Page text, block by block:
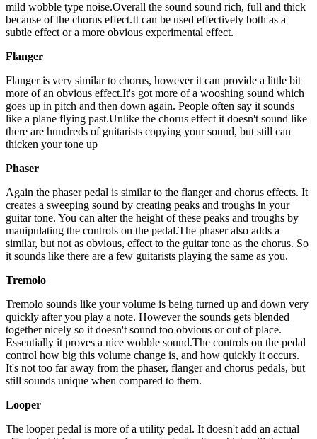
mild wobble type noise.Overall the sound sound rich, full and thick
because of the chorus effect.It can be used effectively both as a
subtle effect or a more obvious experimental effect.
Flanger
Flanger is very similar to chorus, however it can provide a little bit
more of an obvious effect.It's got more of a wooshing sound which
goes up in pitch and then down again. People often say it sounds
like a plane flying past.Unlike the chorus effect it doesn't sound like
there are hundreds of guitarists copying your sound, but still can
thicken your tone up
Phaser
Again the phaser pedal is similar to the flanger and chorus effects. It
creates a sweeping sound by creating peaks and troughs in your
guitar tone. You can alter the height of these peaks and troughs by
manipulating the controls on the pedal.The phaser also adds a
similar, but not as obvious, effect to the guitar tone as the chorus. So
it sounds like there are a few guitarists playing the same as you.
Tremolo
Tremolo sounds like your volume is being turned up and down very
quickly after you play a note. However the sounds gets blended
together nicely so it doesn't sound too obvious or out of place.
Essentially it proves a nice wobble sound.The controls on the pedal
control how big this volume change is, and how quickly it occurs.
It's not too far away from the phaser, flanger and chorus pedals, but
still sounds unique when compared to them.
Looper
The looper pedal is more of a utility pedal. It doesn't add an actual